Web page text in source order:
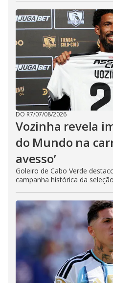
DO R7/07/08/2026
Vozinha revela
do Mundo na
avesso’
Goleiro de Cabo Verde
campanha histórica da